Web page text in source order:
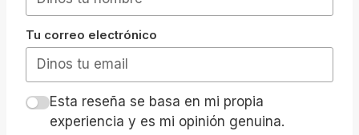
Tu correo electrónico
Esta reseña se basa en mi propia
experiencia y es mi opinión genuina.